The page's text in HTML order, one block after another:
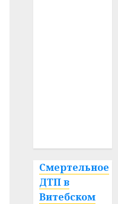
Смертельное
ДТП в
Витебском